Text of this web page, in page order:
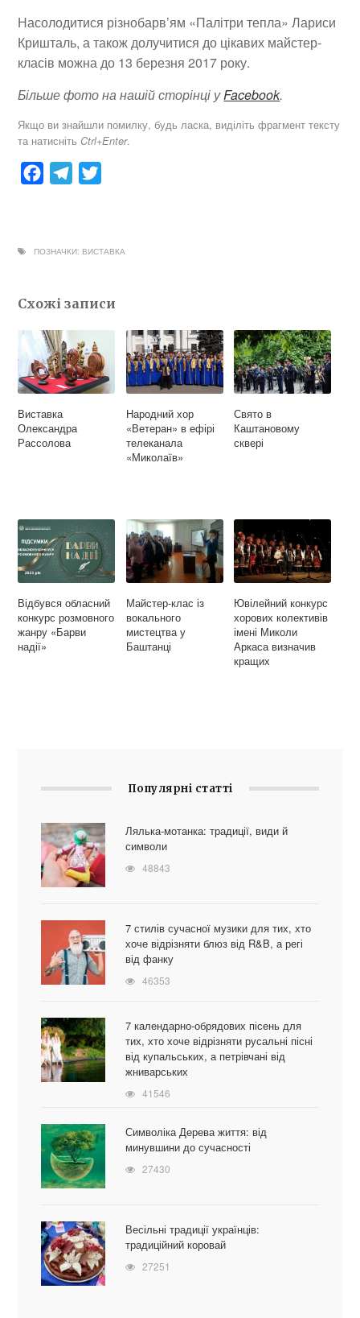
Насолодитися різнобарв’ям «Палітри тепла» Лариси
Кришталь, а також долучитися до цікавих майстер-
класів можна до 13 березня 2017 року.
Більше фото на нашій сторінці уFacebook.
Якщо ви знайшли помилку, будь ласка, виділіть фрагмент тексту
та натисніть Ctrl+Enter.
o
k
a
m
r
ПОЗНАЧКИ: ВИСТАВКА
Схожі записи
Виставка
Олександра
Рассолова
Народний хор
«Ветеран» в ефірі
телеканала
«Миколаїв»
Свято в
Каштановому
сквері
Відбувся обласний
конкурс розмовного
жанру «Барви
надії»
Майстер-клас із
вокального
мистецтва у
Баштанці
Ювілейний конкурс
хорових колективів
імені Миколи
Аркаса визначив
кращих
Популярні статті
Лялька-мотанка: традиції, види й
символи
48843
7 стилів сучасної музики для тих, хто
хоче відрізняти блюз від R&B, а регі
від фанку
46353
7 календарно-обрядових пісень для
тих, хто хоче відрізняти русальні пісні
від купальських, а петрівчані від
жниварських
41546
Символіка Дерева життя: від
минувшини до сучасності
27430
Весільні традиції українців:
традиційний коровай
27251